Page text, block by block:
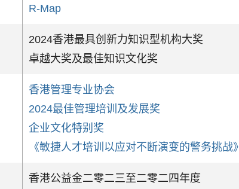
R-Map
2024香港最具创新力知识型机构大奖
卓越大奖及最佳知识文化奖
香港管理专业协会
2024最佳管理培训及发展奖
企业文化特别奖
《敏捷人才培训以应对不断演变的警务挑战》
香港公益金二零二三至二零二四年度